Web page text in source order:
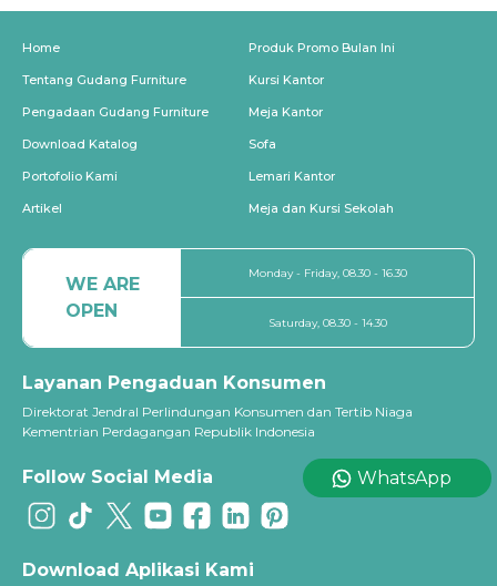
Home
Tentang Gudang Furniture
Pengadaan Gudang Furniture
Download Katalog
Portofolio Kami
Artikel
Produk Promo Bulan Ini
Kursi Kantor
Meja Kantor
Sofa
Lemari Kantor
Meja dan Kursi Sekolah
WE ARE
OPEN
Monday - Friday, 08.30 - 16.30
Saturday, 08.30 - 14.30
Layanan Pengaduan Konsumen
Direktorat Jendral Perlindungan Konsumen dan Tertib Niaga
Kementrian Perdagangan Republik Indonesia
Follow Social Media
Download Aplikasi Kami
WhatsApp